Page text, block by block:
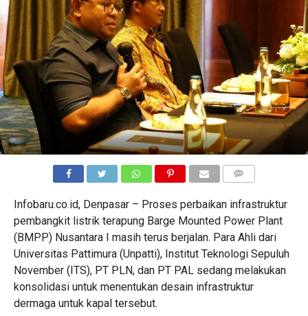
Infobaru.co.id, Denpasar – Proses perbaikan infrastruktur
pembangkit listrik terapung Barge Mounted Power Plant
(BMPP) Nusantara I masih terus berjalan. Para Ahli dari
Universitas Pattimura (Unpatti), Institut Teknologi Sepuluh
November (ITS), PT PLN, dan PT PAL sedang melakukan
konsolidasi untuk menentukan desain infrastruktur
dermaga untuk kapal tersebut.